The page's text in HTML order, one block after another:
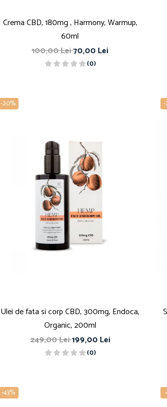
Crema CBD, 180mg , Harmony, Warmup,
60ml
100,00 Lei70,00 Lei
(0)
-20%
Ulei de fata si corp CBD, 300mg, Endoca,
Organic, 200ml
249,00 Lei199,00 Lei
(0)
-43%